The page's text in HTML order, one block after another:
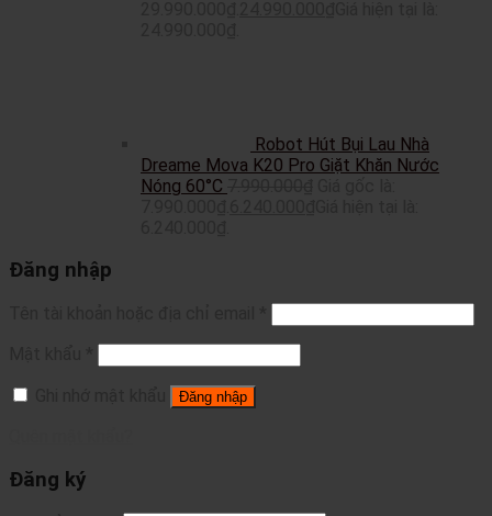
Robot Hút Bụi Lau Nhà
Dreame Mova K20 Pro Giặt Khăn Nước
Nóng 60°C
Đăng nhập
Đăng nhập
Đăng ký